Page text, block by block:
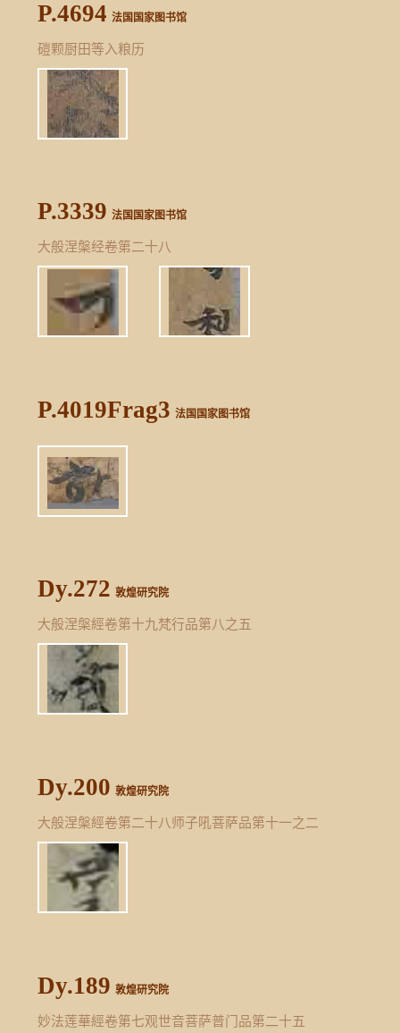
P.4694 法国国家图书馆
磑颗厨田等入粮历
P.3339 法国国家图书馆
大般涅槃经卷第二十八
P.4019Frag3 法国国家图书馆
Dy.272 敦煌研究院
大般涅槃經卷第十九梵行品第八之五
Dy.200 敦煌研究院
大般涅槃經卷第二十八师子吼菩萨品第十一之二
Dy.189 敦煌研究院
妙法莲華經卷第七观世音菩萨普门品第二十五